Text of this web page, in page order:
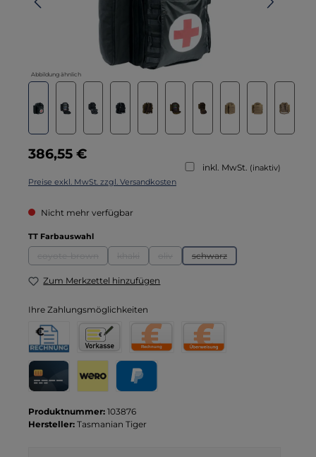
Abbildung ähnlich
Regulärer Preis:
386,55 €
inkl. MwSt. (inaktiv)
Preise exkl. MwSt. zzgl. Versandkosten
Nicht mehr verfügbar
TT Farbauswahlauswählen
(Diese Option ist zurzeit nicht verfügbar.)
(Diese Option ist zurzeit nicht verfügbar.)
(Diese Option ist zurzeit nicht
schwarz
(Diese Option ist zurzeit
Zum Merkzettel hinzufügen
Ihre Zahlungsmöglichkeiten
Produktnummer: 103876
Hersteller: Tasmanian Tiger